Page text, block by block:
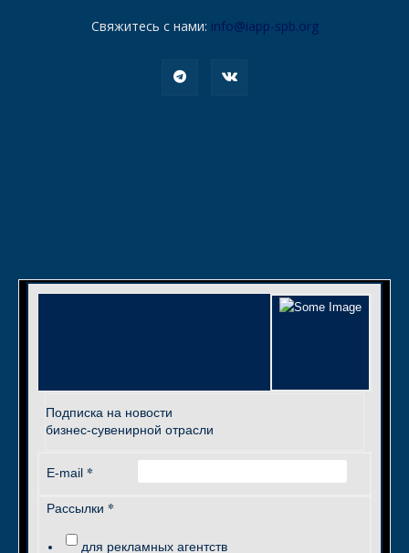
Свяжитесь с нами: info@iapp-spb.org
Подписка на новости
бизнес-сувенирной отрасли
E-mail *
Рассылки *
для рекламных агентств